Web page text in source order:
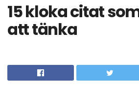
15 kloka citat
att tänka